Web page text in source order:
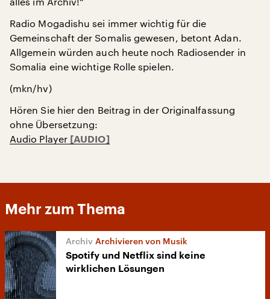
Radio Mogadishu sei immer wichtig für die
Gemeinschaft der Somalis gewesen, betont Adan.
Allgemein würden auch heute noch Radiosender in
Somalia eine wichtige Rolle spielen.
(mkn/hv)
Hören Sie hier den Beitrag in der Originalfassung
ohne Übersetzung:
Audio Player
Mehr zum Thema
Archivieren von Musik
Spotify und Netflix sind keine
wirklichen Lösungen